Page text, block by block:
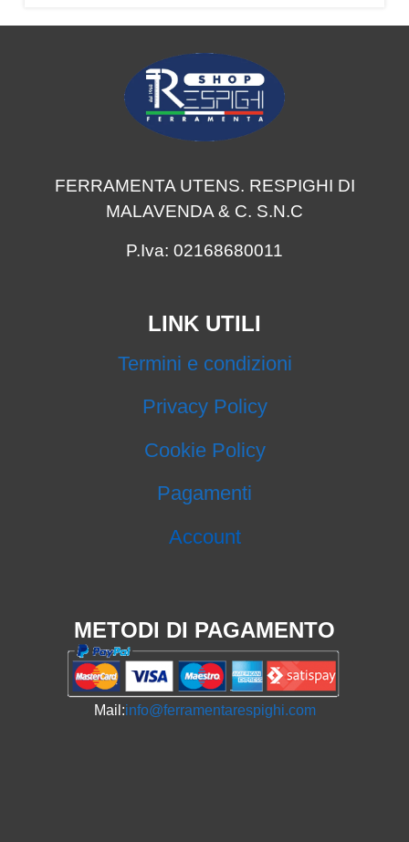
FERRAMENTA UTENS. RESPIGHI DI
MALAVENDA & C. S.N.C
P.Iva: 02168680011
LINK UTILI
Termini e condizioni
Privacy Policy
Cookie Policy
Pagamenti
Account
METODI DI PAGAMENTO
Mail:info@ferramentarespighi.com